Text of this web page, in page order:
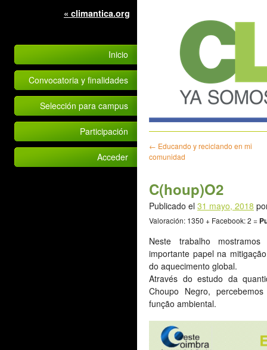
« climantica.org
Inicio
Convocatoria y finalidades
Selección para campus
Participación
Acceder
← Educando y reciclando en mi
comunidad
C(houp)O2
Publicado el 31 mayo, 2018
Valoración: 1350 + Facebook: 2 =
Neste trabalho
importante papel na
do aquecimento global.
Através do estudo da
Choupo Negro,
função ambiental.